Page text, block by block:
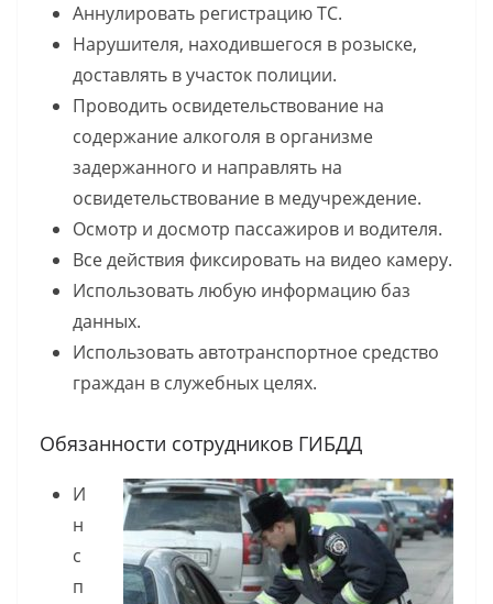
Аннулировать регистрацию ТС.
Нарушителя, находившегося в розыске,
доставлять в участок полиции.
Проводить освидетельствование на
содержание алкоголя в организме
задержанного и направлять на
освидетельствование в медучреждение.
Осмотр и досмотр пассажиров и водителя.
Все действия фиксировать на видео камеру.
Использовать любую информацию баз
данных.
Использовать автотранспортное средство
граждан в служебных целях.
Обязанности сотрудников ГИБДД
И
н
с
п